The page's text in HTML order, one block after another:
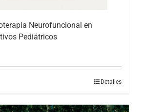
Neurofuncional en
Pediátricos
Detalles